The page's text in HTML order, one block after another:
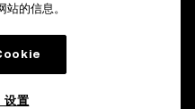
的信息。
置